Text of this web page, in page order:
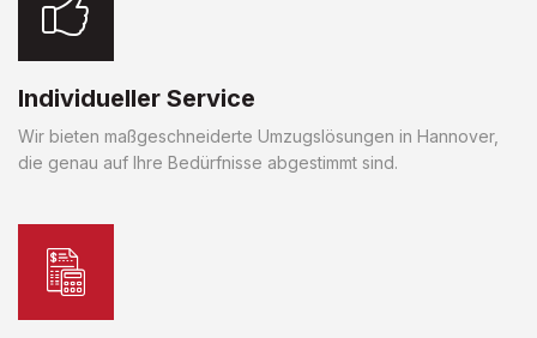
Individueller Service
Wir bieten maßgeschneiderte Umzugslösungen in Hannover,
die genau auf Ihre Bedürfnisse abgestimmt sind.